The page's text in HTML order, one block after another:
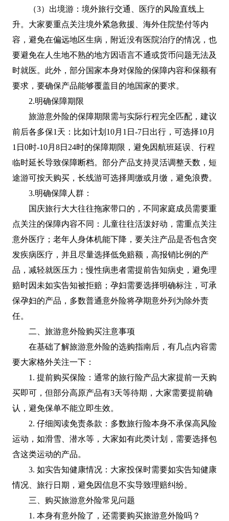
（3）出境游：境外旅行交通、医疗的风险直线上
升。大家要重点关注境外紧急救援、海外住院垫付等内
容，避免在偏远地区生病，附近没有医院治疗的情况，也
要避免在人生地不熟的地方因语言不通或货币问题无法及
时就医。此外，部分国家本身对保险的保障内容和保额有
要求，要确保产品能够覆盖目的地国家的要求。
2.明确保障期限
旅游意外险的保障期限需与实际行程完全匹配，建议
前后各多保1天：比如计划10月1日-7日出行，可选择10月
1日0时-10月8日24时的保障期限，避免因航班延误、行程
临时延长导致保障断档。部分产品支持灵活调整天数，短
途游可按天购买，长线游可选择周缴或月缴，避免浪费。
3.明确保障人群：
国庆旅行大大往往拖家带口的，不同家庭成员需要重
点关注的保障内容不同：儿童往往活泼好动，需重点关注
意外医疗；老年人身体机能下降，要关注产品是否包含突
发疾病医疗，并且尽量选择低免赔额，高报销比例的产
品，减轻就医压力；慢性病患者需提前告知病史，避免理
赔时因未如实告知被拒赔；孕妇需要选择明确标注，可承
保孕妇的产品，多数普通意外险将孕期意外列为除外责
任。
二、旅游意外险购买注意事项
在基础了解旅游意外险的选购指南后，有几点内容需
要大家格外关注一下：
1. 提前购买保险：通常的旅行险产品大家提前一天购
买即可，但部分高原产品有3天等待期，大家需要提前确
认，避免保单不能立即生效。
2. 仔细阅读免责条款：多数旅行险本身不承保高风险
运动，如滑雪、潜水等，大家如有此类计划，需要选择包
含这类运动的产品。
3. 如实告知健康情况：大家投保时需要如实告知健康
情况、旅行日期，避免因信息不实导致理赔纠纷。
三、购买旅游意外险常见问题
1. 本身有意外险了，还需要购买旅游意外险吗？